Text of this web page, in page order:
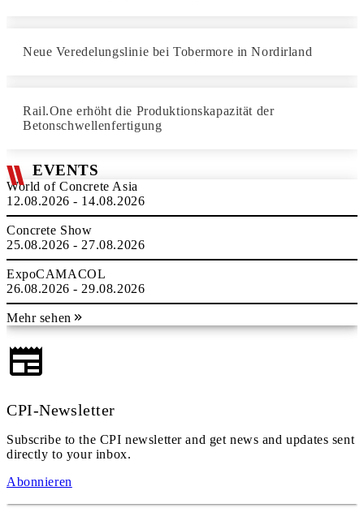
Neue Veredelungslinie bei Tobermore in Nordirland
Rail.One erhöht die Produktionskapazität der
Betonschwellenfertigung
EVENTS
World of Concrete Asia
12.08.2026 - 14.08.2026
Concrete Show
25.08.2026 - 27.08.2026
ExpoCAMACOL
26.08.2026 - 29.08.2026
Mehr sehen
CPI-Newsletter
Subscribe to the CPI newsletter and get news and updates sent
directly to your inbox.
Abonnieren